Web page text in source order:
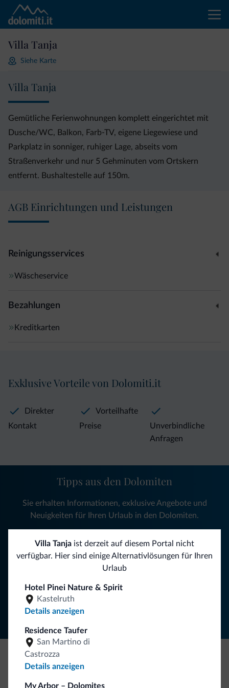
Villa Tanja
Siehe Karte
Villa Tanja
Gemütliche Ferienwohnungen komplett eingerichtet mit
Dusche/WC, Balkon, Farb-TV, eigene Liegewiese und
Parkplatz in sonniger, ruhiger Lage, abseits vom
Straßenverkehr und nur 5 Gehminuten vom Ortskern
entfernt. Bushaltestelle auf 150m.
AGB Einrichtungen und Leistungen
Reinigungsservices
Wäscheservice
Bezahlungen
Kreditkarten
Villa Tanja ist derzeit auf diesem Portal nicht
verfügbar. Hier sind einige Alternativlösungen für Ihren
Urlaub
Hotel Pinei Nature & Spirit
Kastelruth
Details anzeigen
Residence Taufer
San Martino di
Castrozza
Details anzeigen
My Arbor – Dolomites
Exklusive Vorteile von Dolomiti.it
Direkter
Kontakt
Vorteilhafte
Preise
Unverbindliche
Anfragen
Folgen Sie Dolomiti.it auf
Tipps aus den Dolomiten
Sie erhalten Informationen, exklusive Angebote und
Neuigkeiten für Ihren Urlaub in den Dolomiten.
NEWSLETTER ABONNIEREN
Seien Sie originell, entdecken Sie die neue